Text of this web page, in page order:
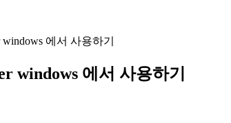
에서 사용하기
windows 에서 사용하기